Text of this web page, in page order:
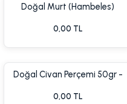
%7 İndirim
Doğal Murt (Hambeles)
Yaprak
0,00 TL
Doğal Civan Perçemi 50gr -
0,00 TL